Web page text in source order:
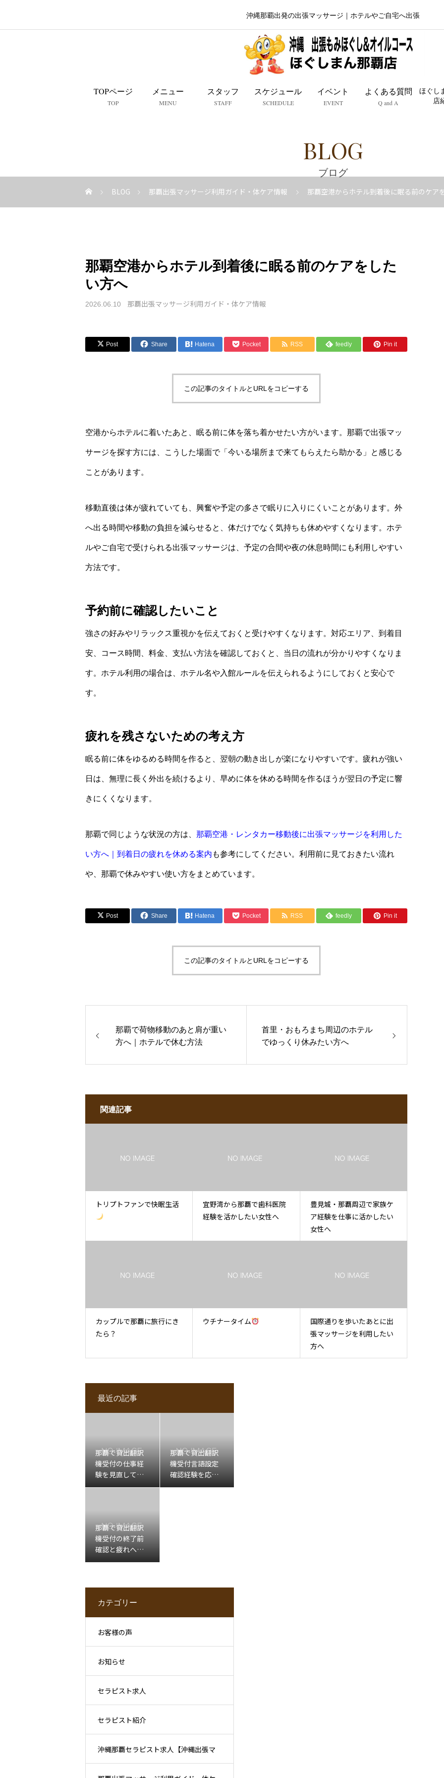
沖縄那覇出発の出張マッサージ｜ホテルやご自宅へ出張
TOPページ
TOP
メニュー
MENU
スタッフ
STAFF
スケジュール
SCHEDULE
イベント
EVENT
よくある質問
Q and A
ほぐし
店
BLOG
ブログ
BLOG 那覇出張マッサージ利用ガイド・体ケア情報 那覇空港からホテル到着後に眠る前のケア
那覇空港からホテル到着後に眠る前のケアをした
い方へ
2026.06.10 那覇出張マッサージ利用ガイド・体ケア情報
Post Share Hatena Pocket RSS feedly Pin it
この記事のタイトルとURLをコピーする
空港からホテルに着いたあと、眠る前に体を落ち着かせたい方がいます。那覇で出張マッ
サージを探す方には、こうした場面で「今いる場所まで来てもらえたら助かる」と感じる
ことがあります。
移動直後は体が疲れていても、興奮や予定の多さで眠りに入りにくいことがあります。外
へ出る時間や移動の負担を減らせると、体だけでなく気持ちも休めやすくなります。ホテ
ルやご自宅で受けられる出張マッサージは、予定の合間や夜の休息時間にも利用しやすい
方法です。
予約前に確認したいこと
強さの好みやリラックス重視かを伝えておくと受けやすくなります。対応エリア、到着目
安、コース時間、料金、支払い方法を確認しておくと、当日の流れが分かりやすくなりま
す。ホテル利用の場合は、ホテル名や入館ルールを伝えられるようにしておくと安心で
す。
疲れを残さないための考え方
眠る前に体をゆるめる時間を作ると、翌朝の動き出しが楽になりやすいです。疲れが強い
日は、無理に長く外出を続けるより、早めに体を休める時間を作るほうが翌日の予定に響
きにくくなります。
那覇で同じような状況の方は、 那覇空港・レンタカー移動後に出張マッサージを利用した
い方へ｜到着日の疲れを休める案内も参考にしてください。利用前に見ておきたい流れ
や、那覇で休みやすい使い方をまとめています。
Post Share Hatena Pocket RSS feedly Pin it
この記事のタイトルとURLをコピーする
那覇で荷物移動のあと肩が重い
方へ｜ホテルで休む方法
首里・おもろまち周辺のホテル
でゆっくり休みたい方へ
関連記事
トリプトファンで快眠生活
宜野湾から那覇で歯科医院
経験を活かしたい女性へ
豊見城・那覇周辺で家族ケ
ア経験を仕事に活かしたい
女性へ
カップルで那覇に旅行にき
たら？
ウチナータイム
国際通りを歩いたあとに出
張マッサージを利用したい
方へ
最近の記事
那覇で貸出翻訳
機受付の仕事経
験を見直してセ
ラピスト求人を
那覇で貸出翻訳
機受付言語設定
確認経験を応募
前に整理したい
那覇で貸出翻訳
機受付の終了前
確認と疲れへの
理解を活かした
カテゴリー
お客様の声
お知らせ
セラピスト求人
セラピスト紹介
沖縄那覇セラピスト求人【沖縄出張マ